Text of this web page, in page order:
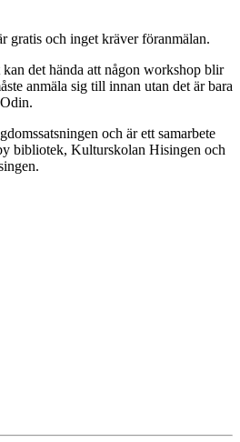
gratis och inget kräver föranmälan.
det hända att någon workshop blir
anmäla sig till innan utan det är bara
och är ett samarbete
bibliotek, Kulturskolan Hisingen och